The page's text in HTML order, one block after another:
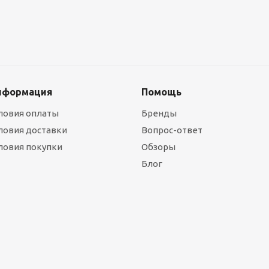
оплаты
доставки
покупки
Помощь
Бренды
Вопрос-ответ
Обзоры
Блог